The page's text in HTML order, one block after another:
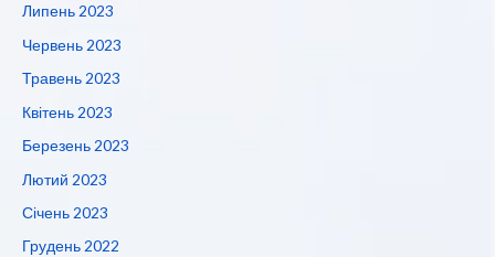
Липень 2023
Червень 2023
Травень 2023
Квітень 2023
Березень 2023
Лютий 2023
Січень 2023
Грудень 2022